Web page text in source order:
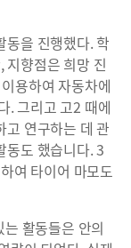
동을 진행했다. 학
지향점은 희망 진
용하여 자동차에
. 그리고 고2 때에
고 연구하는 데 관
동도 했습니다. 3
여 타이어 마모도
활동들은 안의